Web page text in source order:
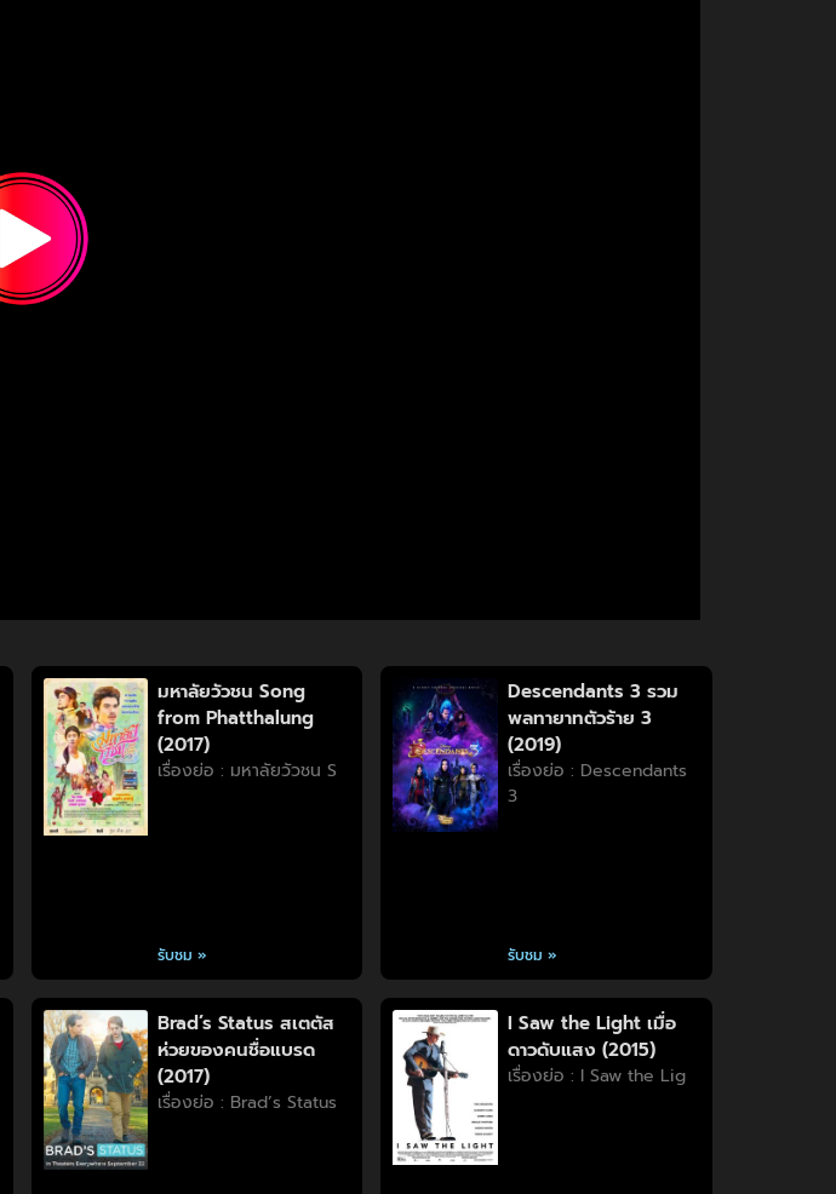
มหาลัยวัวชน Song
from Phatthalung
(2017)
เรื่องย่อ : มหาลัยวัวชน S
รับชม »
Descendants 3 รวม
พลทายาทตัวร้าย 3
(2019)
เรื่องย่อ : Descendants
3
รับชม »
Brad’s Status สเตตัส
ห่วยของคนชื่อแบรด
(2017)
เรื่องย่อ : Brad’s Status
I Saw the Light เมื่อ
ดาวดับแสง (2015)
เรื่องย่อ : I Saw the Lig